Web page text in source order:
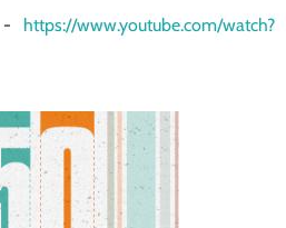
- https://www.youtube.com/watch?